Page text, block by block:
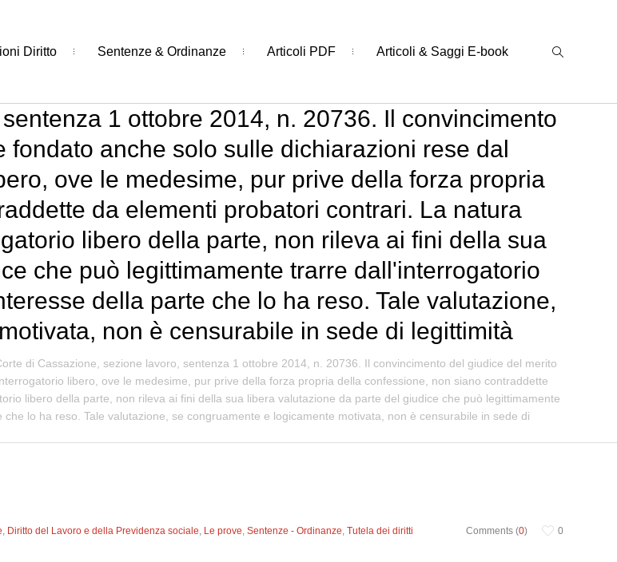
Diritto Sentenze & Ordinanze Articoli PDF Articoli & Saggi E-book
1 ottobre 2014, n. 20736. Il convincimento
anche solo sulle dichiarazioni rese dal
ove le medesime, pur prive della forza propria
da elementi probatori contrari. La natura
libero della parte, non rileva ai fini della sua
che può legittimamente trarre dall'interrogatorio
della parte che lo ha reso. Tale valutazione,
non è censurabile in sede di legittimità
di Cassazione, sezione lavoro, sentenza 1 ottobre 2014, n. 20736. Il convincimento del giudice del merito
libero, ove le medesime, pur prive della forza propria della confessione, non siano contraddette
libero della parte, non rileva ai fini della sua libera valutazione da parte del giudice che può legittimamente
lo ha reso. Tale valutazione, se congruamente e logicamente motivata, non è censurabile in sede di
Comments (0) 0
, Diritto del Lavoro e della Previdenza sociale, Le prove,Sentenze - Ordinanze,Tutela dei diritti